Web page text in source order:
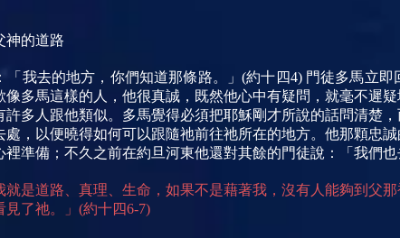
神的道路
「我去的地方，你們知道那條路。」(約十四4) 門徒多馬立即
像多馬這樣的人，他很真誠，既然他心中有疑問，就毫不遲
許多人跟他類似。多馬覺得必須把耶穌剛才所說的話問清楚
處，以便曉得如何可以跟隨祂前往祂所在的地方。他那顆忠
裡準備；不久之前在約旦河東他還對其餘的門徒說：「我們
就是道路、真理、生命，如果不是藉著我，沒有人能夠到父
見了祂。」(約十四6-7)